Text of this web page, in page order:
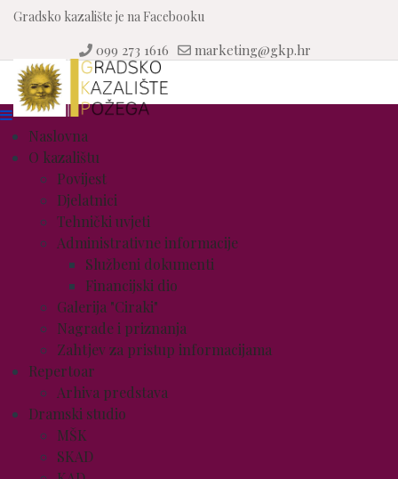
Gradsko kazalište je na Facebooku
099 273 1616 marketing@gkp.hr
Naslovna
O kazalištu
Povijest
Djelatnici
Tehnički uvjeti
Administrativne informacije
Službeni dokumenti
Financijski dio
Galerija "Ciraki"
Nagrade i priznanja
Zahtjev za pristup informacijama
Repertoar
Arhiva predstava
Dramski studio
MŠK
SKAD